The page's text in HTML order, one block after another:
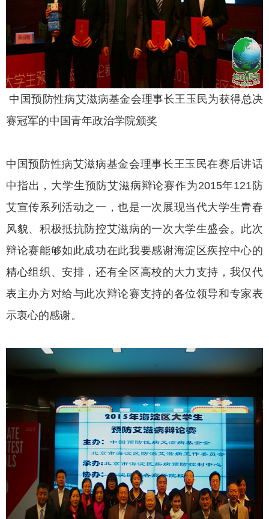
中国预防性病艾滋病基金会理事长王玉民为获得总决
赛冠军的中国青年政治学院颁奖
中国预防性病艾滋病基金会理事长王玉民在赛后讲话
中指出，大学生预防艾滋病辩论赛作为2015年121防
艾宣传系列活动之一，也是一次展现当代大学生青春
风貌、积极抵抗防控艾滋病的一次大学生盛会。此次
辩论赛能够如此成功在此我要感谢海淀区疾控中心的
精心组织、安排，还有全区高校的大力支持，我仅代
表主办方对给与此次辩论赛支持的各位领导和专家表
示衷心的感谢。